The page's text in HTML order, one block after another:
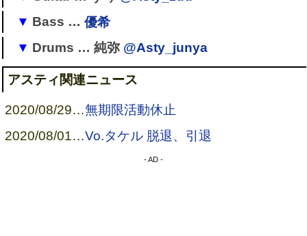
→アスティ 2]
→[ 引退]
→アスティ
Bass … 優希
→LOG-ログ-
→アスティ(優希)
→ボカロP(ぷく)
Drums … 純弥 @Asty_junya
→アスティ
アスティ関連ニュース
2020/08/29…無期限活動休止
2020/08/01…Vo.タケル 脱退、引退
- AD -